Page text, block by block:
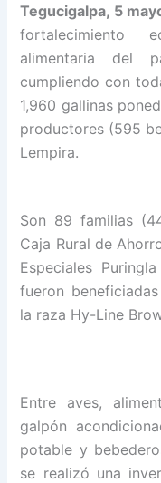
Tegucigalpa, 5
fortalecimiento
alimentaria del
cumpliendo con
1,960 gallinas
productores (595
Lempira.
Son 89 familias
Caja Rural de
Especiales
fueron
la raza Hy-Line
Entre aves,
galpón
potable y
se realizó una